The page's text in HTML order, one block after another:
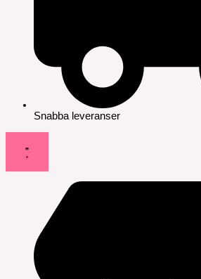
Snabba leveranser